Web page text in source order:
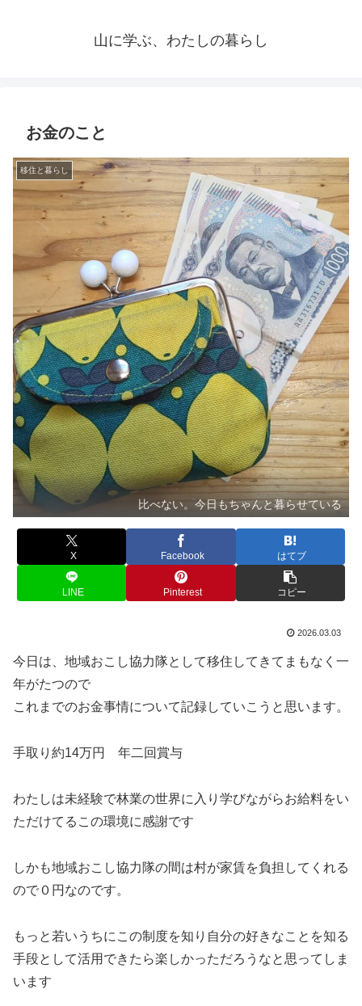
山に学ぶ、わたしの暮らし
お金のこと
移住と暮らし
比べない。今日もちゃんと暮らせている
X Facebook はてブ
LINE Pinterest コピー
2026.03.03
今日は、地域おこし協力隊として移住してきてまもなく一
年がたつので
これまでのお金事情について記録していこうと思います。
手取り約14万円 年二回賞与
わたしは未経験で林業の世界に入り学びながらお給料をい
ただけてるこの環境に感謝です
しかも地域おこし協力隊の間は村が家賃を負担してくれる
ので０円なのです。
もっと若いうちにこの制度を知り自分の好きなことを知る
手段として活用できたら楽しかっただろうなと思ってしま
います